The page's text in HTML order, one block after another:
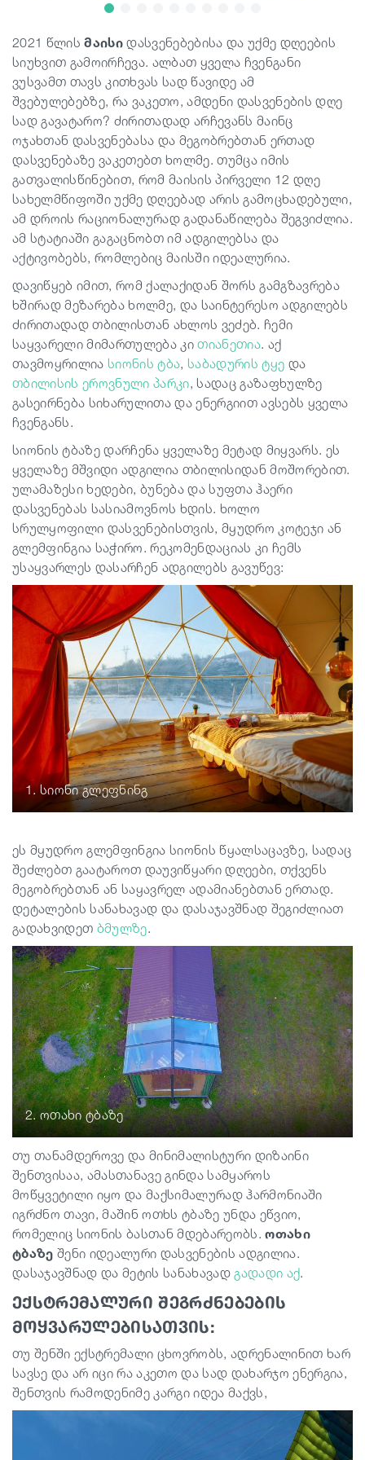
გიდები
სტატიები
ტრანსპორტი
ივენთები
დაგეგმე მოგზაურობა
საქართველო
2021 წლისმაისიდასვენებებისა და უქმე დღეების
სიუხვით გამოირჩევა. ალბათ ყველა ჩვენგანი
ვუსვამთ თავს კითხვას სად წავიდე ამ
შვებულებებზე, რა ვაკეთო, ამდენი დასვენების დღე
სად გავატარო? ძირითადად არჩევანს მაინც
ოჯახთან დასვენებასა და მეგობრებთან ერთად
დასვენებაზე ვაკეთებთ ხოლმე. თუმცა იმის
გათვალისწინებით, რომ მაისის პირველი 12 დღე
სახელმწიფოში უქმე დღეებად არის გამოცხადებული,
ამ დროის რაციონალურად გადანაწილება შეგვიძლია.
ამ სტატიაში გაგაცნობთ იმ ადგილებსა და
აქტივობებს, რომლებიც მაისში იდეალურია.
დავიწყებ იმით, რომ ქალაქიდან შორს გამგზავრება
ხშირად მეზარება ხოლმე, და საინტერესო ადგილებს
ძირითადად თბილისთან ახლოს ვეძებ. ჩემი
საყვარელი მიმართულება კითიანეთია. აქ
თავმოყრილია სიონის ტბა, საბადურის ტყე და
თბილისის ეროვნული პარკი, სადაც გაზაფხულზე
გასეირნება სიხარულითა და ენერგიით ავსებს ყველა
ჩვენგანს.
სიონის ტბაზე დარჩენა ყველაზე მეტად მიყვარს. ეს
ყველაზე მშვიდი ადგილია თბილისიდან მოშორებით.
ულამაზესი ხედები, ბუნება და სუფთა ჰაერი
დასვენებას სასიამოვნოს ხდის. ხოლო
სრულყოფილი დასვენებისთვის, მყუდრო კოტეჯი ან
გლემფინგია საჭირო. რეკომენდაციას კი ჩემს
უსაყვარლეს დასარჩენ ადგილებს გავუწევ:
1. სიონი გლეფნინგ
ეს მყუდრო გლემფინგია სიონის წყალსაცავზე, სადაც
შეძლებთ გაატაროთ დაუვიწყარი დღეები, თქვენს
მეგობრებთან ან საყავრელ ადამიანებთან ერთად.
დეტალების სანახავად და დასაჯავშნად შეგიძლიათ
გადახვიდეთ ბმულზე.
2. ოთახი ტბაზე
თუ თანამდეროვე და მინიმალისტური დიზაინი
შენთვისაა, ამასთანავე გინდა სამყაროს
მოწყვეტილი იყო და მაქსიმალურად ჰარმონიაში
იგრძნო თავი, მაშინ ოთხს ტბაზე უნდა ეწვიო,
რომელიც სიონის ბასთან მდებარეობს.ოთახი
ტბაზე შენი იდეალური დასვენების ადგილია.
დასაჯავშნად და მეტის სანახავადგადადი აქ.
ექსტრემალური შეგრძნებების
მოყვარულებისათვის:
თუ შენში ექსტრემალი ცხოვრობს, ადრენალინით ხარ
სავსე და არ იცი რა აკეთო და სად დახარჯო ენერგია,
შენთვის რამოდენიმე კარგი იდეა მაქვს,